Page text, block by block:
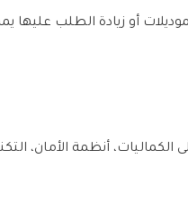
أو زيادة الطلب عليها
الكماليات، أنظمة الأمان،